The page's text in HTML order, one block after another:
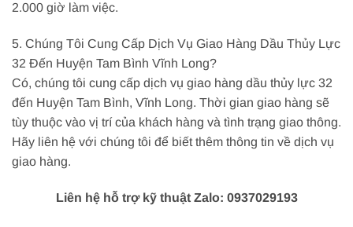
2.000 giờ làm việc.
5. Chúng Tôi Cung Cấp Dịch Vụ Giao Hàng Dầu Thủy Lực
32 Đến Huyện Tam Bình Vĩnh Long?
Có, chúng tôi cung cấp dịch vụ giao hàng dầu thủy lực 32
đến Huyện Tam Bình, Vĩnh Long. Thời gian giao hàng sẽ
tùy thuộc vào vị trí của khách hàng và tình trạng giao thông.
Hãy liên hệ với chúng tôi để biết thêm thông tin về dịch vụ
giao hàng.
Liên hệ hỗ trợ kỹ thuật Zalo: 0937029193